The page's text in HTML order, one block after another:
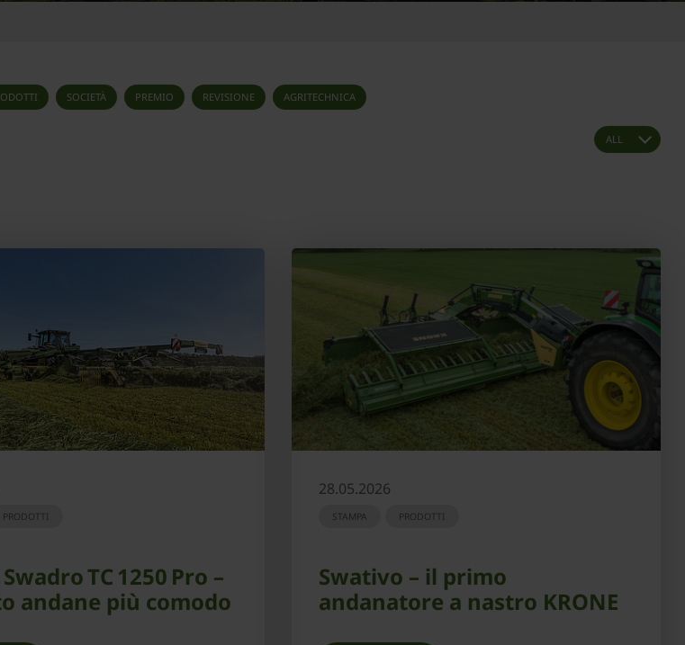
SOCIETÀ PREMIO REVISIONE AGRITECHNICA
PRODOTTI
TC 1250 Pro –
andane più comodo
28.05.2026
STAMPA PRODOTTI
Swativo – il primo
andanatore a nastro KRONE